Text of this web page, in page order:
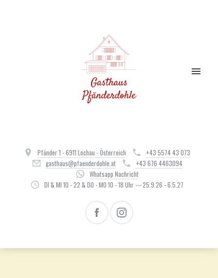
Pfänder 1 - 6911 Lochau - Österreich
+43 5574 43 073
gasthaus@pfaenderdohle.at
+43 676 4463094
Whatsapp Nachricht
DI & MI 10 - 22 & DO - MO 10 - 18 Uhr --- 25.9.26 - 6.5.27